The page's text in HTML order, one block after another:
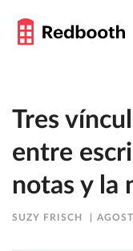
Tres
entre
notas y la
SUZY FRISCH